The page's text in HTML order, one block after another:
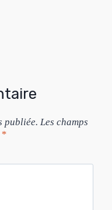
publiée. Les champs
*